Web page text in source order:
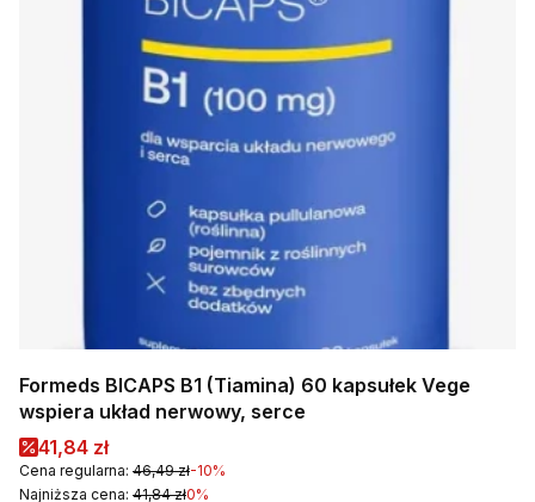
Formeds BICAPS B1 (Tiamina) 60 kapsułek Vege
wspiera układ nerwowy, serce
Cena promocyjna
41,84 zł
Cena regularna: 46,49 zł-10%
Najniższa cena: 41,84 zł0%